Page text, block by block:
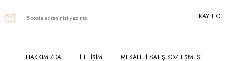
Ürün fiyatı diğer sitelerden daha pahalı. KAYIT OL
HAKKIMIZDA İLETİŞİM MESAFELİ SATIŞ SÖZLEŞMESİ